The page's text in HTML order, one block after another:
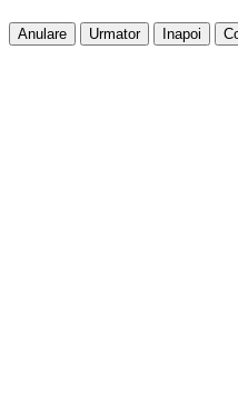
Anulare